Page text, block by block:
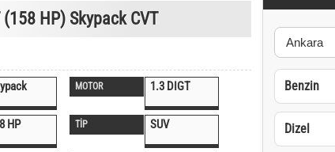
HP) Skypack CVT
MOTOR 1.3 DIGT
HP TİP SUV
Benzin
Dizel